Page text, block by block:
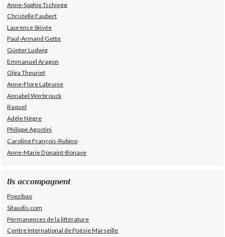
Anne-Sophie Tschiegg
Christelle Faubert
Laurence Skivée
Paul-Armand Gette
Günter Ludwig
Emmanuel Aragon
Olga Theuriet
Anne-Flore Labrunie
Annabel Werbrouck
Raquel
Adèle Nègre
Philippe Agostini
Caroline François-Rubino
Anne-Marie Donaint-Bonave
Ils accompagnent
Poezibao
Sitaudis.com
Permanences de la littérature
Centre International de Poésie Marseille